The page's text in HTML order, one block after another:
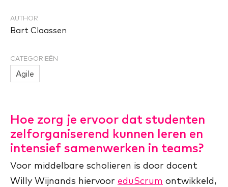
AUTHOR
Bart Claassen
CATEGORIEËN
Agile
Hoe zorg je ervoor dat studenten
zelforganiserend kunnen leren en
intensief samenwerken in teams?
Voor middelbare scholieren is door docent
Willy Wijnands hiervoor eduScrum ontwikkeld,